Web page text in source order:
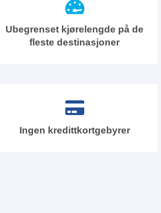
Ubegrenset kjørelengde på de
fleste destinasjoner
Ingen kredittkortgebyrer